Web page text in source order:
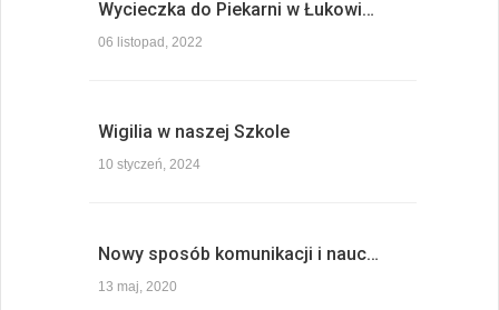
Wycieczka do Piekarni w Łukowi…
06 listopad, 2022
Wigilia w naszej Szkole
10 styczeń, 2024
Nowy sposób komunikacji i nauc…
13 maj, 2020